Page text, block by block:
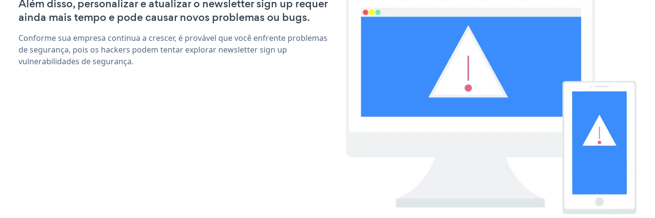
Além disso, personalizar e atualizar o newsletter sign up requer
ainda mais tempo e pode causar novos problemas ou bugs.
Conforme sua empresa continua a crescer, é provável que você enfrente problemas
de segurança, pois os hackers podem tentar explorar newsletter sign up
vulnerabilidades de segurança.